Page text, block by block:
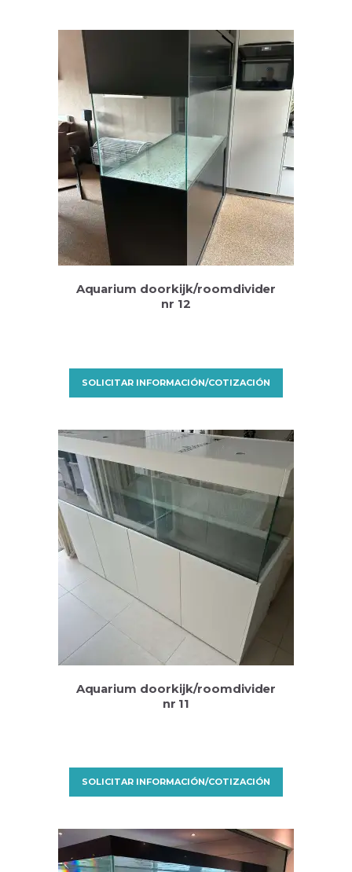
Aquarium doorkijk/roomdivider
nr 12
SOLICITAR INFORMACIÓN/COTIZACIÓN
Aquarium doorkijk/roomdivider
nr 11
SOLICITAR INFORMACIÓN/COTIZACIÓN